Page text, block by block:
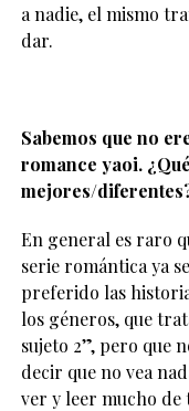
a nadie, el mismo
dar.
Sabemos que no
romance yaoi.
mejores/
En general es raro
serie romántica ya
preferido las
los géneros, que
sujeto 2”, pero que
decir que no vea
ver y leer mucho de